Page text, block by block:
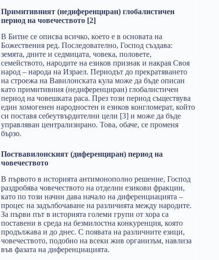
Примитивният (недиференциран) глобалистичен
период на човечеството [2]
В Битие се описва всичко, което е в основата на
Божествения ред. Последователно, Господ създава:
земята, дните и седмицата, човека, половете,
семейството, народите на езиков признак и накрая Своя
народ – народа на Израел. Периодът до прекратяването
на строежа на Вавилонската кула може да бъде описан
като примитивния (недиференциран) глобалистичен
период на човешката раса. През този период съществува
един хомогенен народностен и езиков конгломерат, който
си поставя себеутвърдителни цели [3] и може да бъде
управляван централизирано. Това, обаче, се променя
бързо.
Поствавилонският (диференциран) период на
човечеството
В първото в историята антимонополно решение, Господ
раздробява човечеството на отделни езикови фракции,
като по този начин дава начало на диференциацията –
процес на задълбочаване на различията между народите.
За първи път в историята големи групи от хора са
поставени в среда на безмилостна конкуренция, която
продължава и до днес. С появата на различните езици,
човечеството, подобно на всеки жив организъм, навлиза
във фазата на диференциацията.